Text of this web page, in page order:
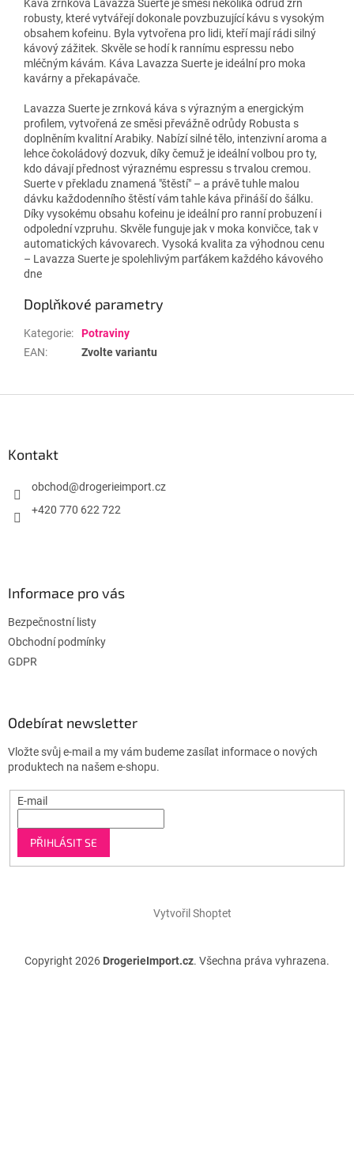
Káva zrnková Lavazza Suerte je směsí několika odrůd zrn
robusty, které vytvářejí dokonale povzbuzující kávu s vysokým
obsahem kofeinu. Byla vytvořena pro lidi, kteří mají rádi silný
kávový zážitek. Skvěle se hodí k rannímu espressu nebo
mléčným kávám. Káva Lavazza Suerte je ideální pro moka
kavárny a překapávače.
Lavazza Suerte je zrnková káva s výrazným a energickým
profilem, vytvořená ze směsi převážně odrůdy Robusta s
doplněním kvalitní Arabiky. Nabízí silné tělo, intenzivní aroma a
lehce čokoládový dozvuk, díky čemuž je ideální volbou pro ty,
kdo dávají přednost výraznému espressu s trvalou cremou.
Suerte v překladu znamená "štěstí" – a právě tuhle malou
dávku každodenního štěstí vám tahle káva přináší do šálku.
Díky vysokému obsahu kofeinu je ideální pro ranní probuzení i
odpolední vzpruhu. Skvěle funguje jak v moka konvičce, tak v
automatických kávovarech. Vysoká kvalita za výhodnou cenu
– Lavazza Suerte je spolehlivým parťákem každého kávového
dne
Doplňkové parametry
Kategorie:
Potraviny
EAN: Zvolte variantu
Kontakt
obchod@drogerieimport.cz
+420 770 622 722
Informace pro vás
Bezpečnostní listy
Obchodní podmínky
GDPR
Odebírat newsletter
Vložte svůj e-mail a my vám budeme zasílat informace o nových
produktech na našem e-shopu.
E-mail
PŘIHLÁSIT SE
Vytvořil Shoptet
Copyright 2026 DrogerieImport.cz. Všechna práva vyhrazena.